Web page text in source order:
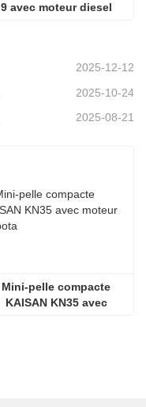
9 avec moteur diesel
2025-12-12
2025-10-24
2025-08-21
Mini-pelle compacte
KAISAN KN35 avec